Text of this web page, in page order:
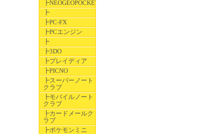
┣NEOGEOPOCKET
┣
┣PC-FX
┣PCエンジン
┣
┣3DO
┣プレイディア
┣PICNO
┣スーパーノート
クラブ
┣モバイルノート
クラブ
┣カードメールク
ラブ
┣ポケモンミニ